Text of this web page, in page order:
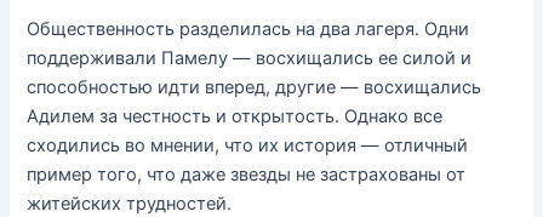
Общественность разделилась на два лагеря. Одни
поддерживали Памелу — восхищались ее силой и
способностью идти вперед, другие — восхищались
Адилем за честность и открытость. Однако все
сходились во мнении, что их история — отличный
пример того, что даже звезды не застрахованы от
житейских трудностей.